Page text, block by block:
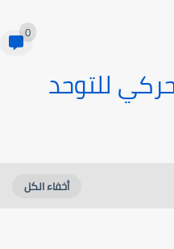
0
للتوحد